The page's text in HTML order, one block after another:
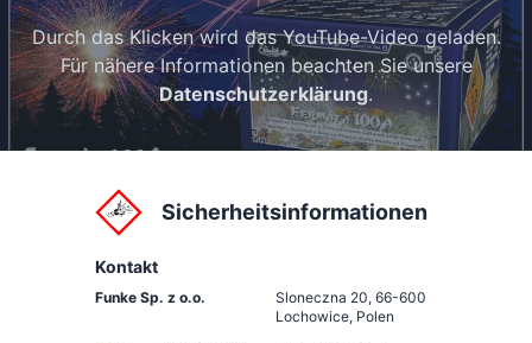
Durch das Klicken wird das YouTube-Video geladen.
Für nähere Informationen beachten Sie unsere
Datenschutzerklärung.
Sicherheitsinformationen
Kontakt
Funke Sp. z o.o. Sloneczna 20, 66-600
Lochowice, Polen